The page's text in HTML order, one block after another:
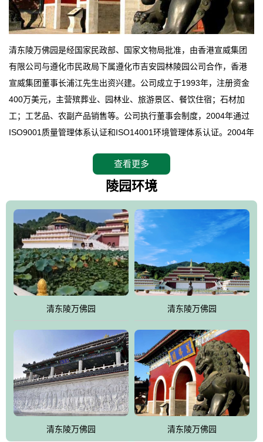
清东陵万佛园是经国家民政部、国家文物局批准，由香港宣威集团
有限公司与遵化市民政局下属遵化市吉安园林陵园公司合作，香港
宣威集团董事长浦江先生出资兴建。公司成立于1993年，注册资金
400万美元，主营殡葬业、园林业、旅游景区、餐饮住宿；石材加
工；工艺品、农副产品销售等。公司执行董事会制度，2004年通过
ISO9001质量管理体系认证和ISO14001环境管理体系认证。2004年
拥有4A级旅游区头衔的花园式陵园，园内建有四星级酒店一座。
万佛园位于遵化市境内，座落在世界文化遗产清东陵地形墙内，地
形绝佳，地理位置优越，交通便利。公司以“建设全国顶级人生后花
园、打造佛教精品旅游圣地”为目标，以海外归侨、国内外知名人士
的墓地安葬、祭祀吊亡并结合旅游参观构成其主要使用功能；以苍
郁绚丽、优雅宜人的园林景观构成其外部形象。通过墓园建设与造
园手法相结合的默契操作，建成一处特色鲜明、服务周全、环境优
美、民族风格突出，与周边文物古迹交相呼应的极具吸引力的花园
式园林。
万佛园工程一期占地448亩，目前完成投资近12亿元人民币，园区采
用全仿古式建筑，寻求与世界文化遗产地清东陵的和谐统一，在园
区建设中寻求陵园建设与景区建设的有机融合，充分发挥独一无二
的地形优势，打造现代艺术园林，建设旅游景观、寺庙、酒店等综
合服务设施，服务于陵园经营，使企业的多元化经营项目相互依
托、相互促进，园区绿化覆盖率达90%。
设计建造各种墓地墓位3万个；主体建筑金宝塔，墓位容量8万个，
能适应不同消费阶层的需求，为客户提供墓碑设计制作服务、特色
查看更多
陵园环境
清东陵万佛园 清东陵万佛园
清东陵万佛园 清东陵万佛园